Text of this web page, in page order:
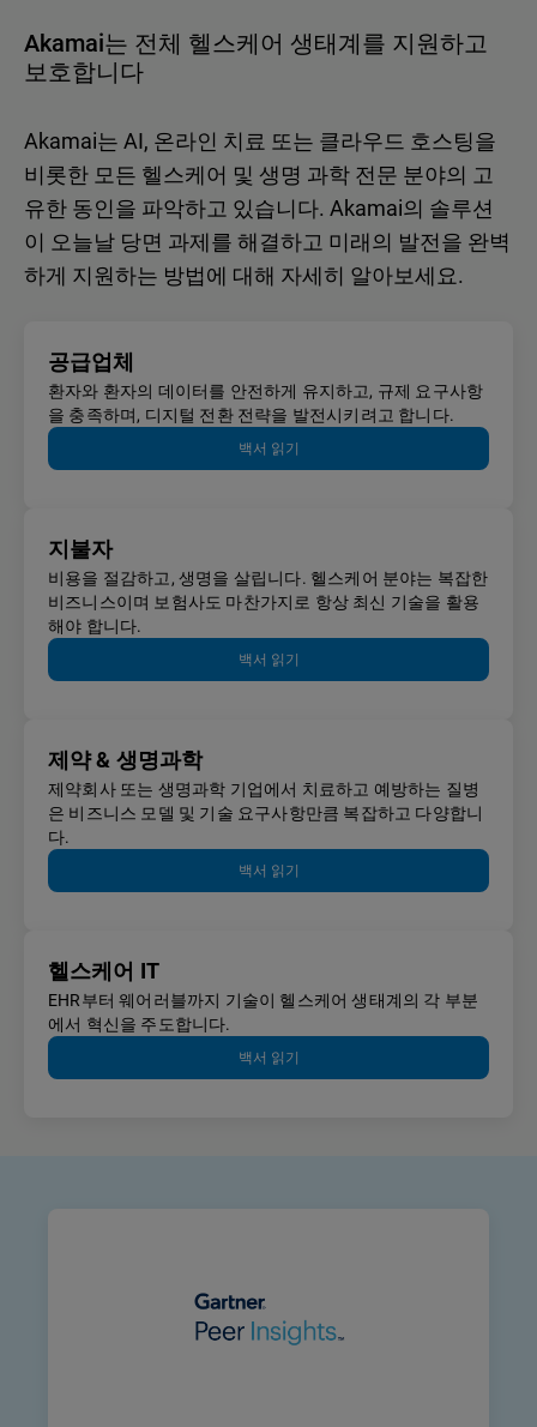
Akamai는 전체 헬스케어 생태계를 지원하고
보호합니다
Akamai는 AI, 온라인 치료 또는 클라우드 호스팅을
비롯한 모든 헬스케어 및 생명 과학 전문 분야의 고
유한 동인을 파악하고 있습니다. Akamai의 솔루션
이 오늘날 당면 과제를 해결하고 미래의 발전을 완벽
하게 지원하는 방법에 대해 자세히 알아보세요.
공급업체
환자와 환자의 데이터를 안전하게 유지하고, 규제 요구사항
을 충족하며, 디지털 전환 전략을 발전시키려고 합니다.
백서 읽기
지불자
비용을 절감하고, 생명을 살립니다. 헬스케어 분야는 복잡한
비즈니스이며 보험사도 마찬가지로 항상 최신 기술을 활용
해야 합니다.
백서 읽기
제약 & 생명과학
제약회사 또는 생명과학 기업에서 치료하고 예방하는 질병
은 비즈니스 모델 및 기술 요구사항만큼 복잡하고 다양합니
다.
백서 읽기
헬스케어 IT
EHR부터 웨어러블까지 기술이 헬스케어 생태계의 각 부분
에서 혁신을 주도합니다.
백서 읽기